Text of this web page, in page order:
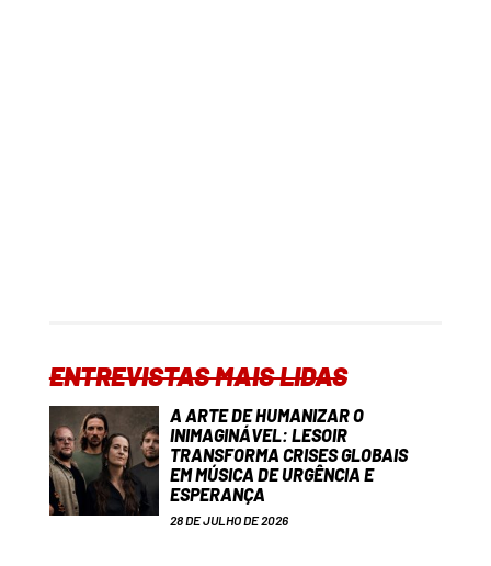
ENTREVISTAS MAIS LIDAS
A ARTE DE HUMANIZAR O
INIMAGINÁVEL: LESOIR
TRANSFORMA CRISES GLOBAIS
EM MÚSICA DE URGÊNCIA E
ESPERANÇA
28 DE JULHO DE 2026